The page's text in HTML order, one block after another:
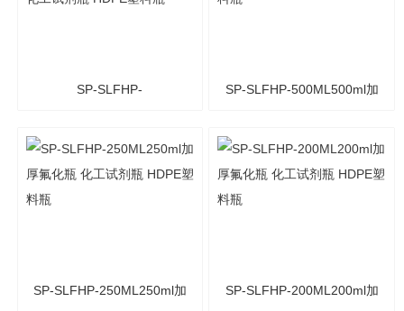
SP-SLFHP-
化工试剂瓶 HDPE塑料瓶
SP-SLFHP-500ML500ml加
HDPE塑料瓶
SP-SLFHP-250ML250ml加 SP-SLFHP-200ML200ml加